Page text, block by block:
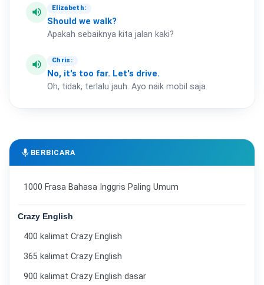
volume_up Elizabeth:
Should we walk?
Apakah sebaiknya kita jalan kaki?
volume_up Chris:
No, it's too far. Let's drive.
Oh, tidak, terlalu jauh. Ayo naik mobil saja.
mic BERBICARA
1000 Frasa Bahasa Inggris Paling Umum
Crazy English
400 kalimat Crazy English
365 kalimat Crazy English
900 kalimat Crazy English dasar